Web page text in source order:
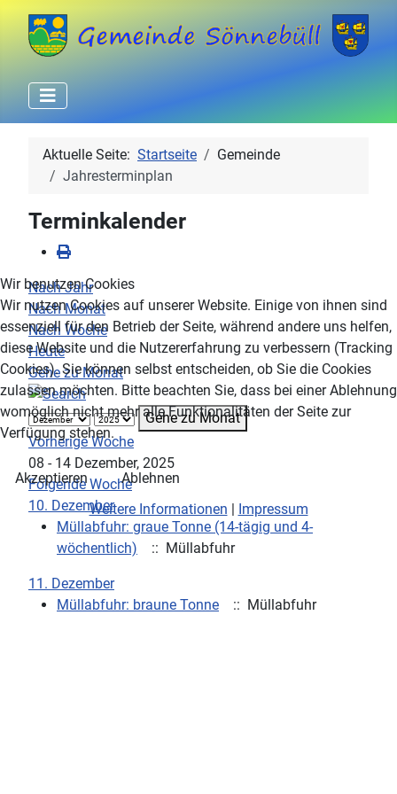
Aktuelle Seite: Startseite
Gemeinde
Jahresterminplan
Terminkalender
Nach Jahr
Nach Monat
Nach Woche
Heute
Gehe zu Monat
Gehe zu Monat
Vorherige Woche
08 - 14 Dezember, 2025
Folgende Woche
10. Dezember
Müllabfuhr: graue Tonne (14-tägig und 4-
wöchentlich)
:: Müllabfuhr
11. Dezember
Müllabfuhr: braune Tonne
:: Müllabfuhr
Wir benutzen Cookies
Wir nutzen Cookies auf unserer Website. Einige von ihnen sind
essenziell für den Betrieb der Seite, während andere uns helfen,
diese Website und die Nutzererfahrung zu verbessern (Tracking
Cookies). Sie können selbst entscheiden, ob Sie die Cookies
zulassen möchten. Bitte beachten Sie, dass bei einer Ablehnung
womöglich nicht mehr alle Funktionalitäten der Seite zur
Verfügung stehen.
Akzeptieren
Ablehnen
Weitere Informationen | Impressum